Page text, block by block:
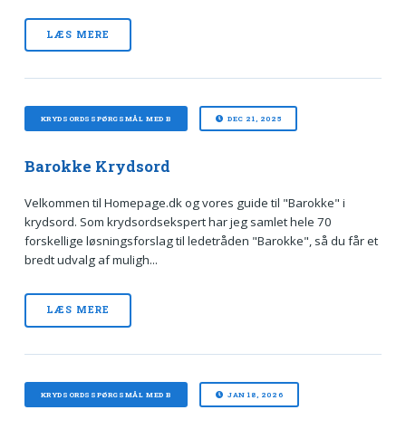
LÆS MERE
KRYDSORDSSPØRGSMÅL MED B DEC 21, 2025
Barokke Krydsord
Velkommen til Homepage.dk og vores guide til "Barokke" i
krydsord. Som krydsordsekspert har jeg samlet hele 70
forskellige løsningsforslag til ledetråden "Barokke", så du får et
bredt udvalg af muligh...
LÆS MERE
KRYDSORDSSPØRGSMÅL MED B JAN 18, 2026